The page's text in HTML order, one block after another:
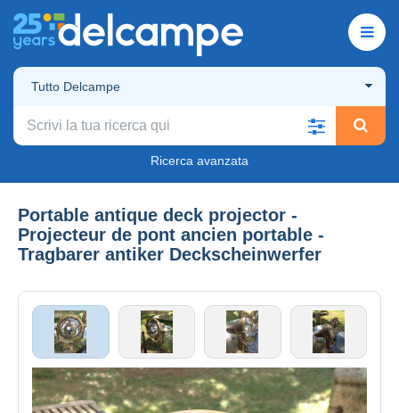
Tutto Delcampe
Ricerca avanzata
Portable antique deck projector -
Projecteur de pont ancien portable -
Tragbarer antiker Deckscheinwerfer